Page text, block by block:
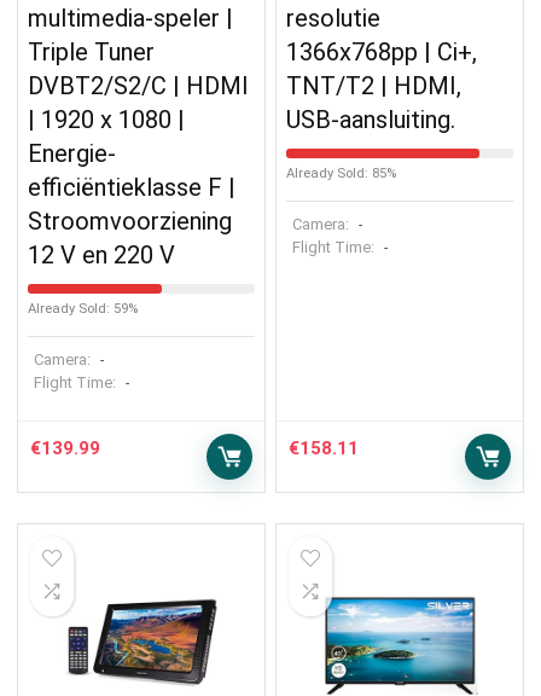
multimedia-speler |
Triple Tuner
DVBT2/S2/C | HDMI
| 1920 x 1080 |
Energie-
efficiëntieklasse F |
Stroomvoorziening
12 V en 220 V
Already Sold: 59%
Camera: -
Flight Time: -
€139.99
resolutie
1366x768pp | Ci+,
TNT/T2 | HDMI,
USB-aansluiting.
Already Sold: 85%
Camera: -
Flight Time: -
€158.11